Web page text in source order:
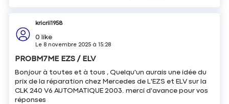
kricrii1958
0 like
Le 8 novembre 2025 à15:28
PROBM7ME EZS / ELV
Bonjour à toutes et à tous , Quelqu'un aurais une idée du
prix de la réparation chez Mercedes de L'EZS et ELV sur la
CLK 240 V6 AUTOMATIQUE 2003. merci d'avance pour vos
réponses